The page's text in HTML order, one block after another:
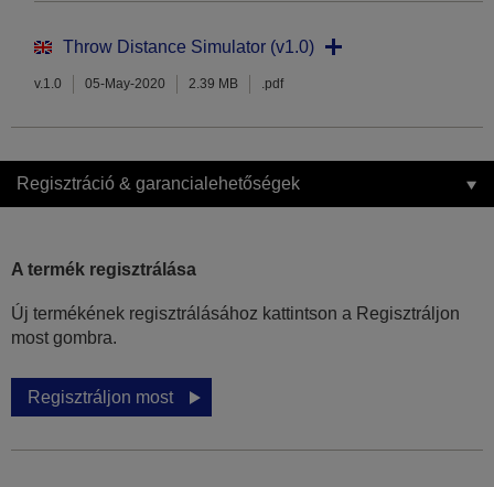
Throw Distance Simulator (v1.0)
v.1.0 05-May-2020 2.39 MB .pdf
Regisztráció & garancialehetőségek
A termék regisztrálása
Új termékének regisztrálásához kattintson a Regisztráljon
most gombra.
Regisztráljon most